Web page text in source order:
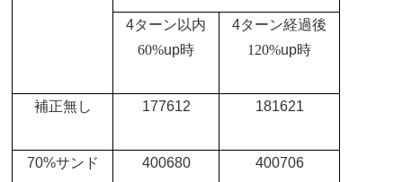
4ターン以内
60%up時
4ターン経過後
120%up時
補正無し 177612 181621
70%サンド 400680 400706